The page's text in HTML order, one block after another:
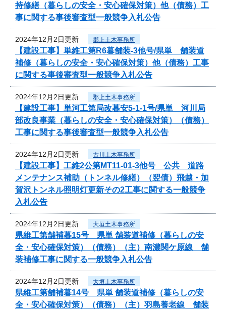
持修繕（暮らしの安全・安心確保対策）他（債務）工
事に関する事後審査型一般競争入札公告
2024年12月2日更新 郡上土木事務所
【建設工事】単維工第R6暮舗装-3他号/県単 舗装道
補修（暮らしの安全・安心確保対策）他（債務）工事
に関する事後審査型一般競争入札公告
2024年12月2日更新 郡上土木事務所
【建設工事】単河工第局改暮安5-1-1号/県単 河川局
部改良事業（暮らしの安全・安心確保対策）（債務）
工事に関する事後審査型一般競争入札公告
2024年12月2日更新 古川土木事務所
【建設工事】工維2公第MT11-01-3他号 公共 道路
メンテナンス補助（トンネル修繕）（翌債）飛越・加
賀沢トンネル照明灯更新その2工事に関する一般競争
入札公告
2024年12月2日更新 大垣土木事務所
県維工第舗補暮15号 県単 舗装道補修（暮らしの安
全・安心確保対策）（債務）（主）南濃関ケ原線 舗
装補修工事に関する一般競争入札公告
2024年12月2日更新 大垣土木事務所
県維工第舗補暮14号 県単 舗装道補修（暮らしの安
全・安心確保対策）（債務）（主）羽島養老線 舗装